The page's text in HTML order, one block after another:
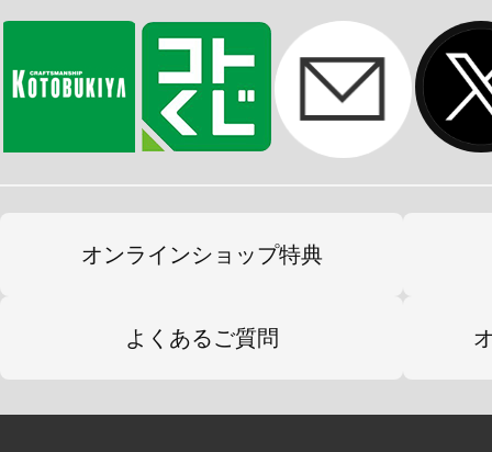
■74式近接戦闘長刀×2
■試製99型電磁投射砲
■74式可動兵装担架システム（ブレ
マブラヴポータルサイト
https://muv-luv-alternative-anime.com/
オンラインショップ特典
よくあるご質問